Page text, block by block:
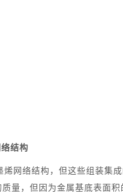
结构
烯网络结构，但这些组装
量，但因为金属基底表面